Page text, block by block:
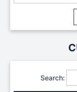
Search: